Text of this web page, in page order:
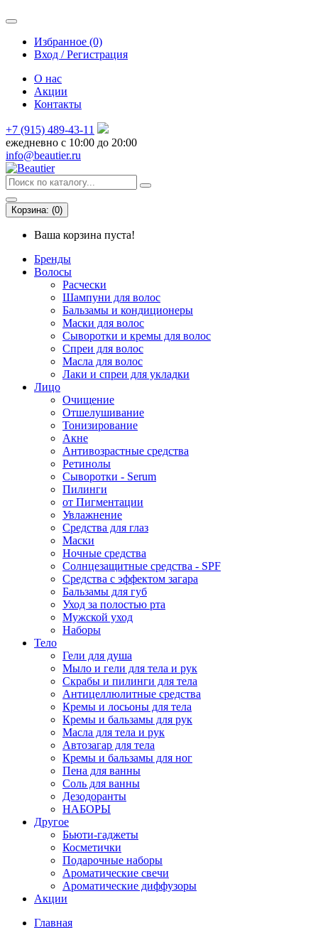
Избранное (0)
Вход / Регистрация
О нас
Акции
Контакты
+7 (915) 489-43-11
ежедневно с 10:00 до 20:00
info@beautier.ru
Корзина: (0)
Ваша корзина пуста!
Бренды
Волосы
Расчески
Шампуни для волос
Бальзамы и кондиционеры
Маски для волос
Сыворотки и кремы для волос
Спреи для волос
Масла для волос
Лаки и спреи для укладки
Лицо
Очищение
Отшелушивание
Тонизирование
Акне
Антивозрастные средства
Ретинолы
Сыворотки - Serum
Пилинги
от Пигментации
Увлажнение
Средства для глаз
Маски
Ночные средства
Солнцезащитные средства - SPF
Средства c эффектом загара
Бальзамы для губ
Уход за полостью рта
Мужской уход
Наборы
Тело
Гели для душа
Мыло и гели для тела и рук
Скрабы и пилинги для тела
Антицеллюлитные средства
Кремы и лосьоны для тела
Кремы и бальзамы для рук
Масла для тела и рук
Автозагар для тела
Кремы и бальзамы для ног
Пена для ванны
Соль для ванны
Дезодоранты
НАБОРЫ
Другое
Бьюти-гаджеты
Косметички
Подарочные наборы
Ароматические свечи
Ароматические диффузоры
Акции
Главная